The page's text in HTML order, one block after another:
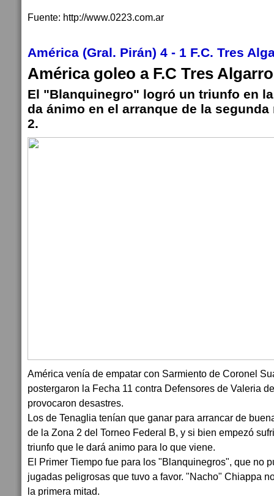
Fuente: http://www.0223.com.ar
América (Gral. Pirán) 4 - 1 F.C. Tres
América goleo a F.C Tres
El "Blanquinegro" logró un triunfo en
da ánimo en el arranque de la segunda
2.
América venía de empatar con Sarmiento de Coronel
postergaron la Fecha 11 contra Defensores de Valeria
provocaron desastres.
Los de Tenaglia tenían que ganar para arrancar de
de la Zona 2 del Torneo Federal B, y si bien empezó
triunfo que le dará animo para lo que viene.
El Primer Tiempo fue para los "Blanquinegros", que no
jugadas peligrosas que tuvo a favor. "Nacho" Chiappa
la primera mitad.